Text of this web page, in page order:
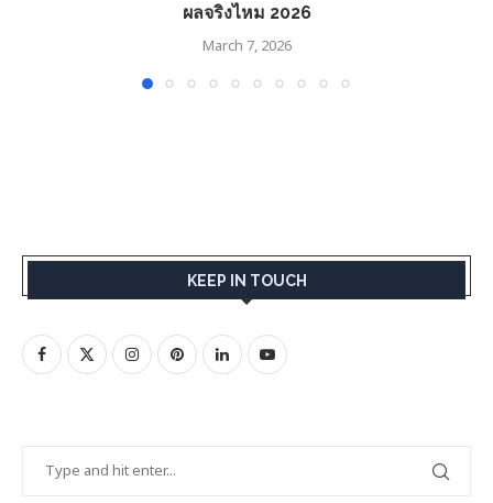
ผลจริงไหม 2026
March 7, 2026
KEEP IN TOUCH